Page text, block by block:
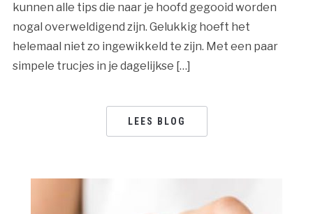
kunnen alle tips die naar je hoofd gegooid worden
nogal overweldigend zijn. Gelukkig hoeft het
helemaal niet zo ingewikkeld te zijn. Met een paar
simpele trucjes in je dagelijkse […]
LEES BLOG